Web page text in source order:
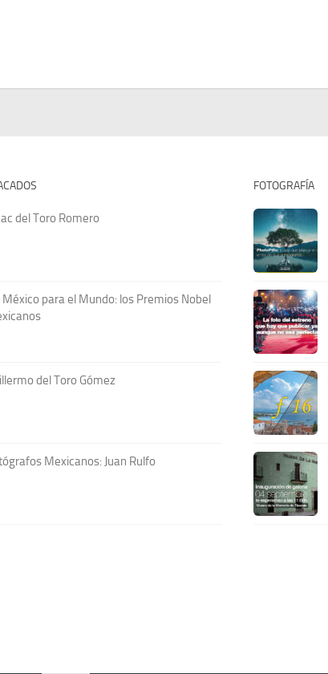
del Toro Romero
México para el Mundo: los Premios Nobel
del Toro Gómez
Mexicanos: Juan Rulfo
FOTOGRAFÍA